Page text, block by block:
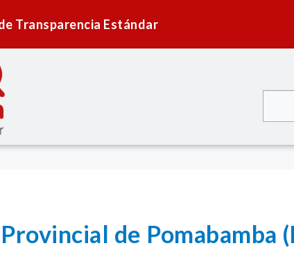
Transparencia Estándar
de Pomabamba